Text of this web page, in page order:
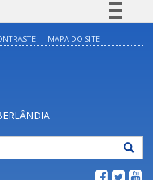
Legislação
Canais
MAPA DO SITE